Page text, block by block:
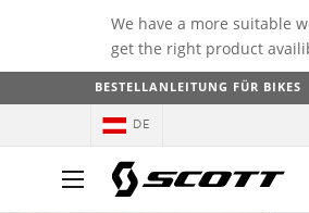
We have a more suitable
get the right product
BESTELLANLEITUNG FÜR BIKES
DE